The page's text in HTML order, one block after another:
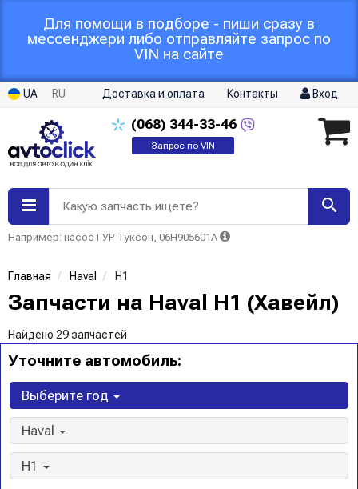
Для помощи в подборе - пиши сразу в
мессенджери либо отправляйте запрос по
VIN на сайте
UA RU Доставка и оплата Контакты Вход
(068) 344-33-46
Запрос по VIN
Какую запчасть ищете?
Например: насос ГУР Туксон, 06H905601A
Главная Haval H1
Запчасти на Haval H1 (Хавейл)
Найдено 29 запчастей
Уточните автомобиль:
Выберите год
Haval
H1